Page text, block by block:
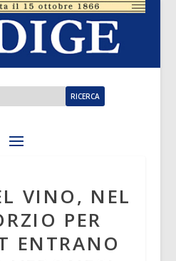
VINO, NEL
PER
ENTRANO